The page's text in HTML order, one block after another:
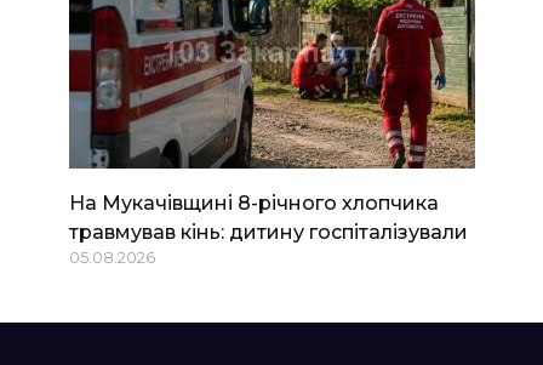
На Мукачівщині 8-річного хлопчика
травмував кінь: дитину госпіталізували
05.08.2026